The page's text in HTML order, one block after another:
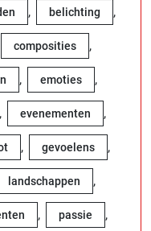
, belichting ,
composities ,
, emoties ,
, evenementen ,
, gevoelens ,
landschappen ,
, passie ,